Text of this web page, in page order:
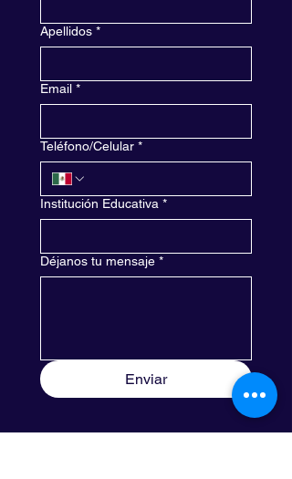
Apellidos *
Email *
Teléfono/Celular *
Institución Educativa *
Déjanos tu mensaje *
Enviar